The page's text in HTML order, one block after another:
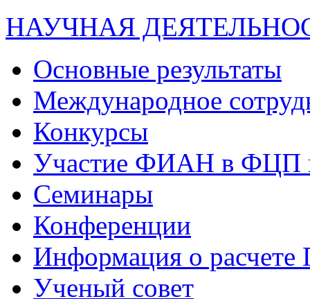
НАУЧНАЯ
Основные результаты
Международное
Конкурсы
Участие ФИАН в ФЦП
Семинары
Конференции
Информация о
Ученый совет